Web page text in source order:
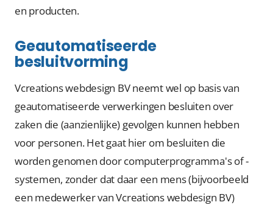
en producten.
Geautomatiseerde
besluitvorming
Vcreations webdesign BV neemt wel op basis van
geautomatiseerde verwerkingen besluiten over
zaken die (aanzienlijke) gevolgen kunnen hebben
voor personen. Het gaat hier om besluiten die
worden genomen door computerprogramma's of -
systemen, zonder dat daar een mens (bijvoorbeeld
een medewerker van Vcreations webdesign BV)